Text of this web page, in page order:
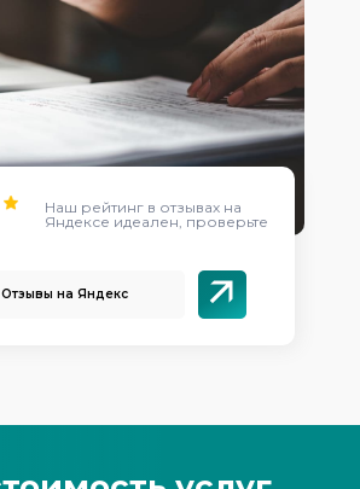
Отзывы на Яндекс
Наш рейтинг в отзывах на
Яндексе идеален, проверьте